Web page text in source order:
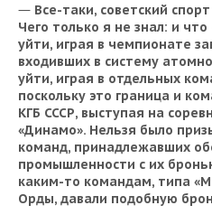
— Все-таки, советский
Чего только я не знал: и
уйти, играя в чемпионате
входивших в систему
уйти, играя в отдельных
поскольку это граница и
КГБ СССР, выступая на
«Динамо». Нельзя было
команд, принадлежавших
промышленности с их
каким-то командам, типа
Орды, давали подобную